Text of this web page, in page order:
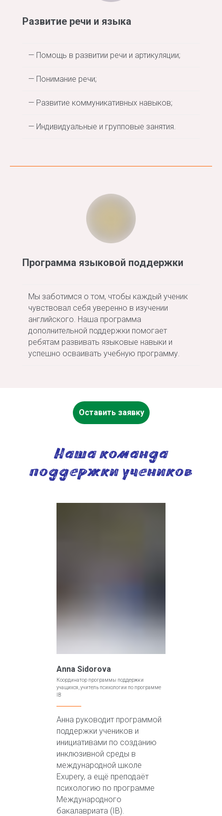
Развитие речи и языка
— Помощь в развитии речи и артикуляции;
— Понимание речи;
— Развитие коммуникативных навыков;
— Индивидуальные и групповые занятия.
Программа языковой поддержки
Мы заботимся о том, чтобы каждый ученик
чувствовал себя уверенно в изучении
английского. Наша программа
дополнительной поддержки помогает
ребятам развивать языковые навыки и
успешно осваивать учебную программу.
Оставить заявку
Наша команда
поддержки учеников
Anna Sidorova
Координатор программы поддержки
учащихся, учитель психологии по программе
IB
Анна руководит программой
поддержки учеников и
инициативами по созданию
инклюзивной среды в
международной школе
Exupery, а ещё преподаёт
психологию по программе
Международного
бакалавриата (IB).